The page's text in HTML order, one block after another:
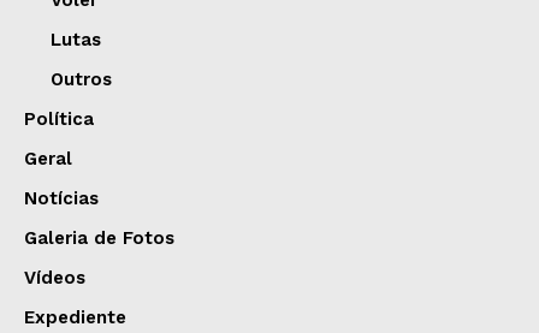
Lutas
Outros
Política
Geral
Notícias
Galeria de Fotos
Vídeos
Expediente